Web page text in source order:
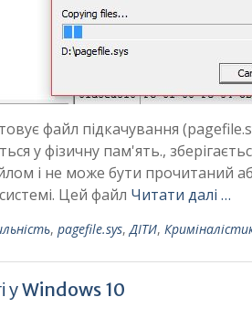
файл підкачування
у фізичну пам'ять.,
і не може бути прочитаний
Цей файл Читати далі …
, pagefile.sys,ДІТИ,
у Windows 10